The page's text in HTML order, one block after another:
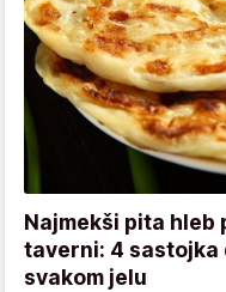
Najmekši pita
taverni: 4 sastojka
svakom jelu